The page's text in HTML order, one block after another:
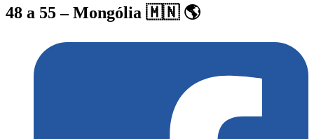
48 a 55 – Mongólia 🇲🇳 🌎